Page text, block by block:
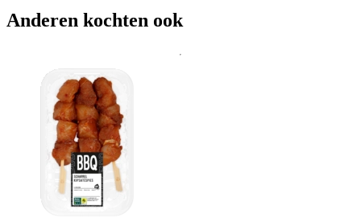
Anderen kochten ook